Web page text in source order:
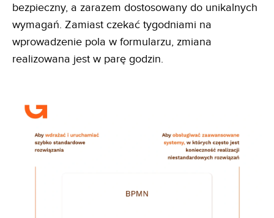
bezpieczny, a zarazem dostosowany do unikalnych
wymagań. Zamiast czekać tygodniami na
wprowadzenie pola w formularzu, zmiana
realizowana jest w parę godzin.